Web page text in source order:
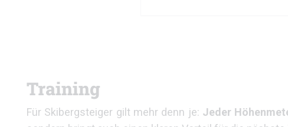
Training
Für Skibergsteiger gilt mehr denn je: Jeder